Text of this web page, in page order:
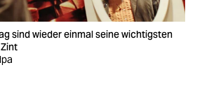
sind wieder einmal seine wichtigsten